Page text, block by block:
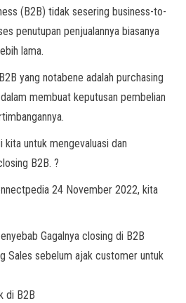
(B2B) tidak sesering business-to-
penutupan penjualannya biasanya
lama.
yang notabene adalah purchasing
membuat keputusan pembelian
kita untuk mengevaluasi dan
B2B. ?
24 November 2022, kita
Gagalnya closing di B2B
Sales sebelum ajak customer untuk
di B2B